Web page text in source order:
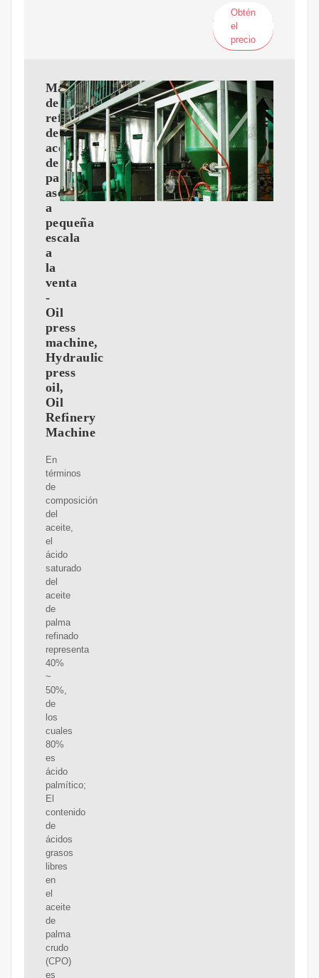
Obtén
el
precio
Máquina
de
refinación
de
aceite
de
palma
asequible
a
pequeña
escala
a
la
venta
-
Oil
press
machine,
Hydraulic
press
oil,
Oil
Refinery
Machine
En
términos
de
composición
del
aceite,
el
ácido
saturado
del
aceite
de
palma
refinado
representa
40%
~
50%,
de
los
cuales
80%
es
ácido
palmítico;
El
contenido
de
ácidos
grasos
libres
en
el
aceite
de
palma
crudo
(CPO)
es